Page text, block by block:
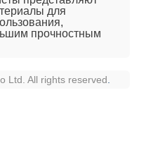
для
прочностным
Ltd. All rights reserved